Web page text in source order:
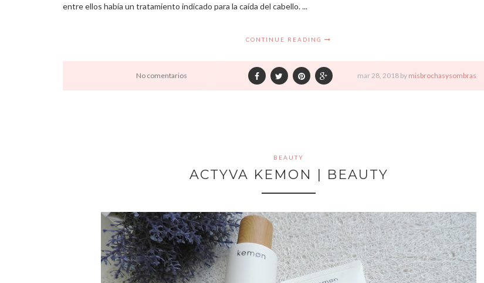
entre ellos había un tratamiento indicado para la caída del cabello. ...
CONTINUE READING
No comentarios mar28, 2018 by misbrochasysombras
BEAUTY
ACTYVA KEMON | BEAUTY